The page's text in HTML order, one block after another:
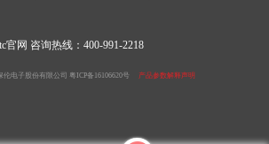
官网 咨询热线：400-991-2218
伦电子股份有限公司 粤ICP备16106620号 产品参数解释声明